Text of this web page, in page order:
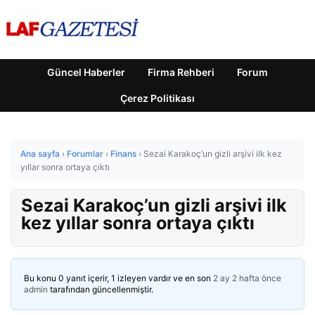
Güncel Haberler Firma Rehberi Forum
Çerez Politikası
Ana sayfa › Forumlar › Finans › Sezai Karakoç’un gizli arşivi ilk kez
yıllar sonra ortaya çıktı
Sezai Karakoç’un gizli arşivi ilk
kez yıllar sonra ortaya çıktı
Bu konu 0 yanıt içerir, 1 izleyen vardır ve en son 2 ay 2 hafta önce
admin tarafından güncellenmiştir.